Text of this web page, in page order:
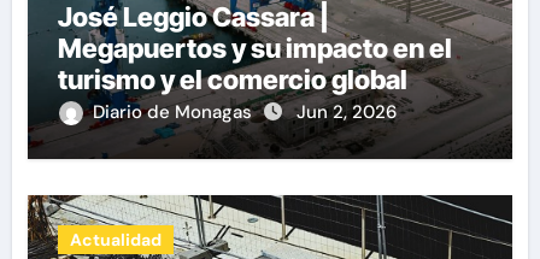
José Leggio Cassara |
Megapuertos y su impacto en el
turismo y el comercio global
Diario de Monagas Jun 2, 2026
Actualidad